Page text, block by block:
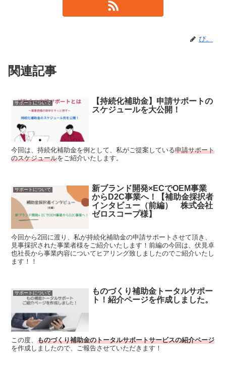
ぴ。
関連記事
サポートについて
【持続化補助金】申請サポートの
スケジュールを大公開！
今回は、持続化補助金を例として、私がご提案している申請サポート
のスケジュールをご紹介いたします。
サポートについて
新ブランド開発×ECでOEM事業
からD2C事業へ！【補助金採択者
インタビュー（前編） 株式会社
ゼロスコープ様】
今回から2回に渡り、私が持続化補助金の申請サポートさせて頂き、
見事採択された事業者様をご紹介いたします！前編の今回は、伏見卓
也社長から事業内容についてヒアリング致しましたのでご紹介いたし
ます！！
サポートについて
ものづくり補助金トータルサポー
ト！紹介ページを作成しました。
この度、ものづくり補助金のトータルサポートサービスの紹介ページ
を作成しましたので、ご報告させていただきます！